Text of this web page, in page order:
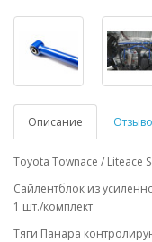
Описание
Toyota Townace / Liteace
Сайлентблок из
1 шт./комплект
Тяги Панара